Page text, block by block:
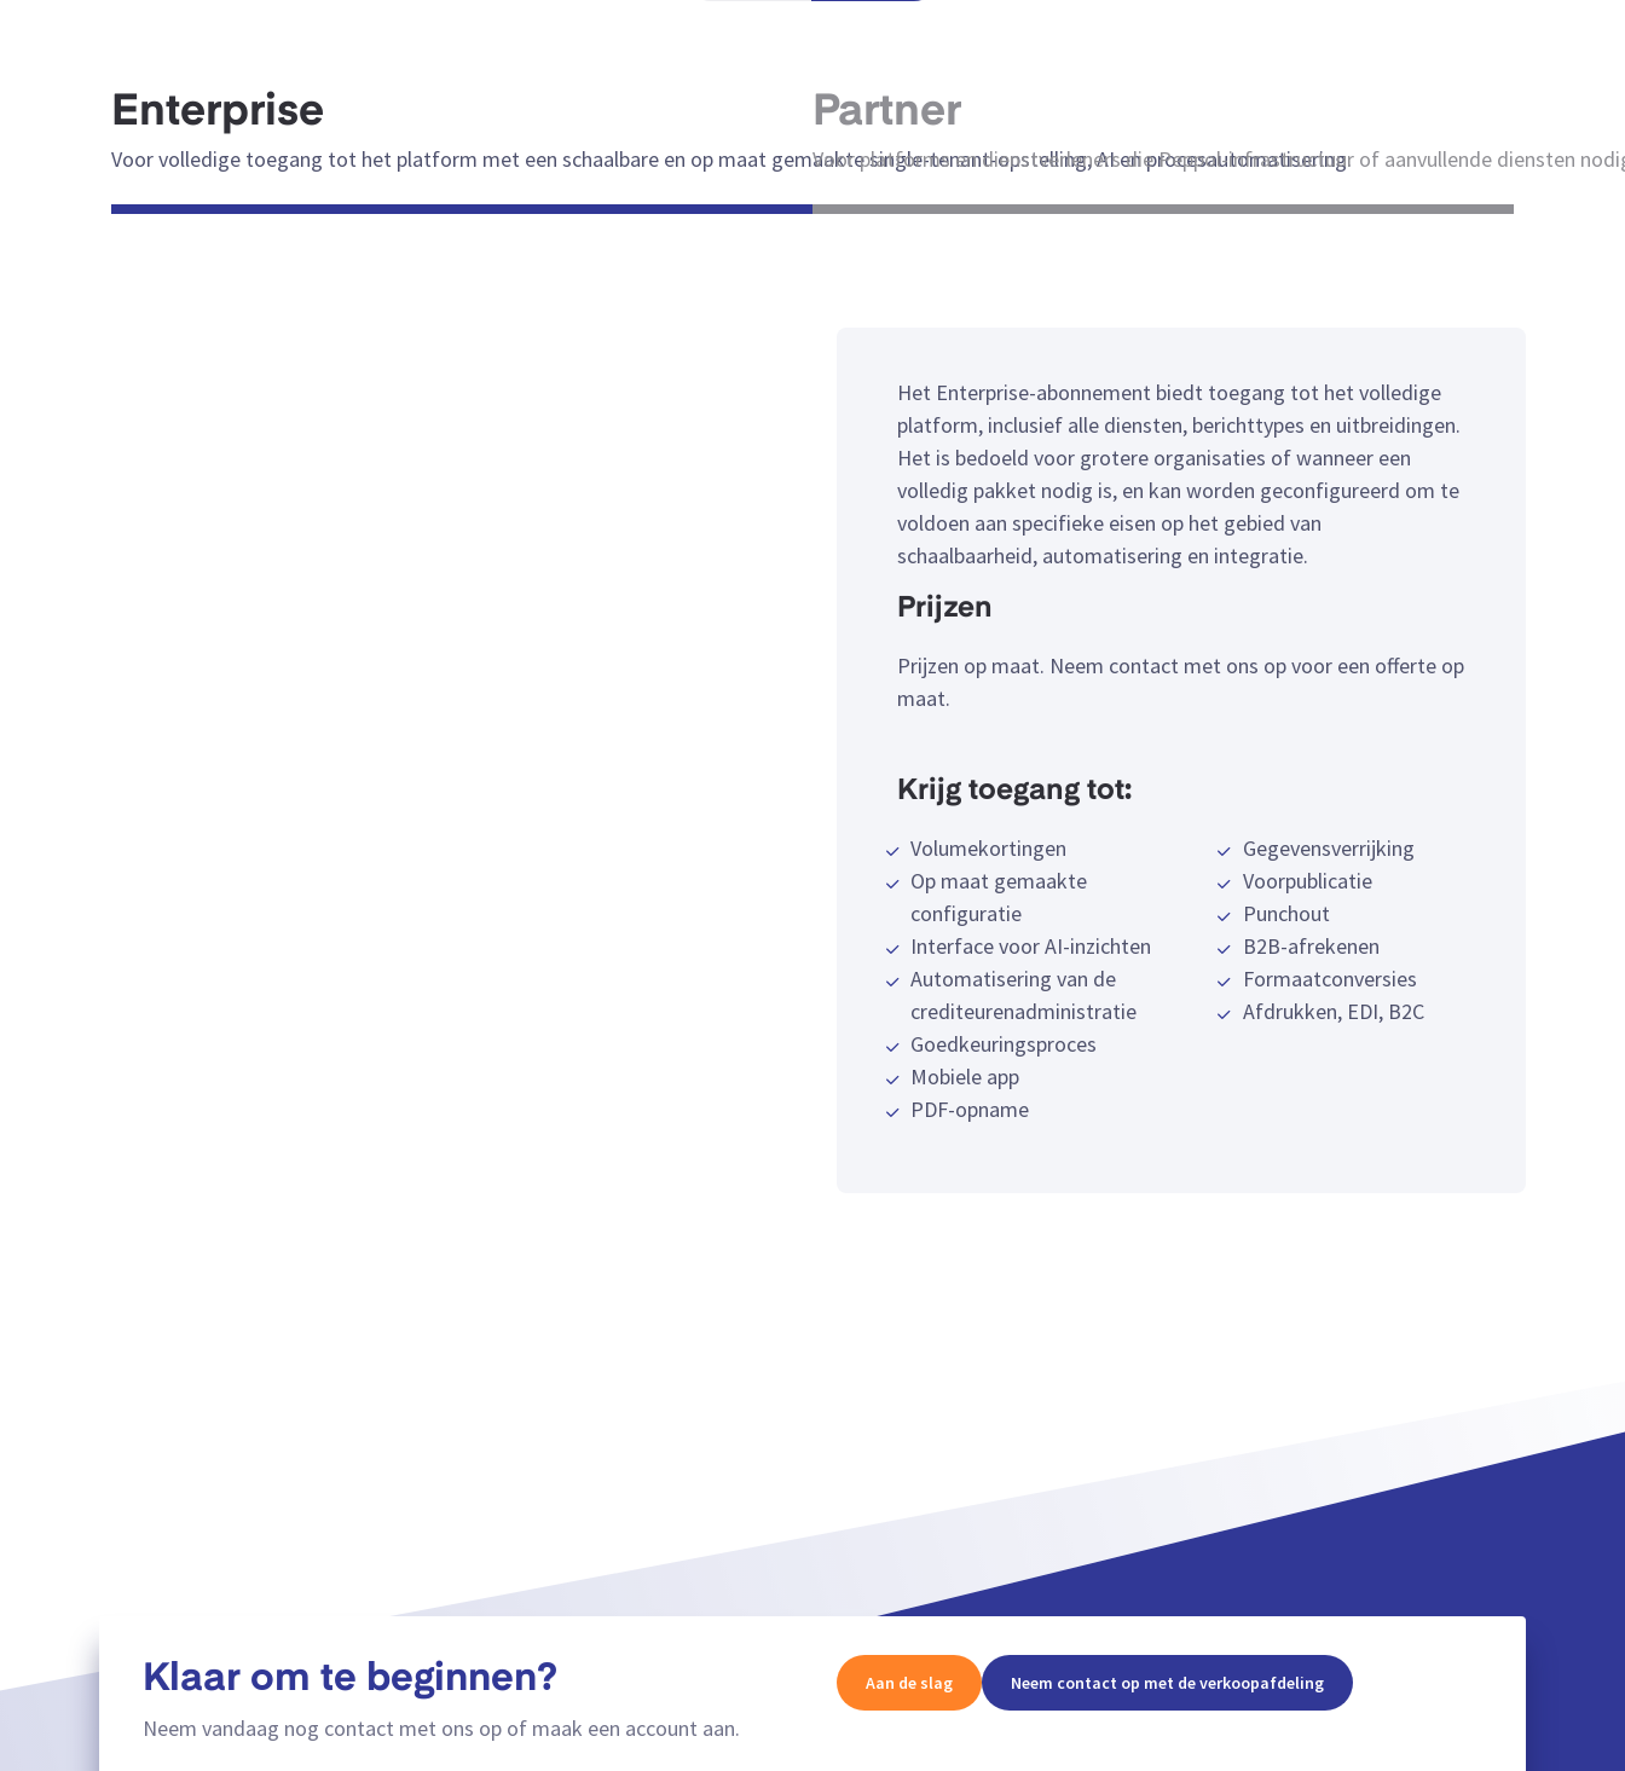
Enterprise
Voor volledige toegang tot het platform met een schaalbare en op maat gemaakte single-tenant-opstelling, AI en procesautomatisering.
Partner
Voor platforms en dienstverleners die Peppol-infrastructuur of aanvullende diensten
Het Enterprise-abonnement biedt toegang tot het volledige
platform, inclusief alle diensten, berichttypes en uitbreidingen.
Het is bedoeld voor grotere organisaties of wanneer een
volledig pakket nodig is, en kan worden geconfigureerd om te
voldoen aan specifieke eisen op het gebied van
schaalbaarheid, automatisering en integratie.
Prijzen
Prijzen op maat. Neem contact met ons op voor een offerte op
maat.
Krijg toegang tot:
Volumekortingen
Op maat gemaakte
configuratie
Interface voor AI-inzichten
Automatisering van de
crediteurenadministratie
Goedkeuringsproces
Mobiele app
PDF-opname
Gegevensverrijking
Voorpublicatie
Punchout
B2B-afrekenen
Formaatconversies
Afdrukken, EDI, B2C
Het Partner-aanbod biedt Peppol-infrastructuur en API’s voor
platforms, ERP-systemen en dienstverleners die op Peppol
gebaseerde facturering en zakelijke berichtenuitwisseling aan
meerdere eindgebruikers willen aanbieden. Het is ontworpen
voor multi-tenant-implementaties, waardoor partners de door
Qvalia beheerde Peppol-infrastructuur in hun eigen producten
en diensten kunnen integreren.
Klaar om te beginnen?
Neem vandaag nog contact met ons op of maak een account aan.
Aan de slag Neem contact op met de verkoopafdeling